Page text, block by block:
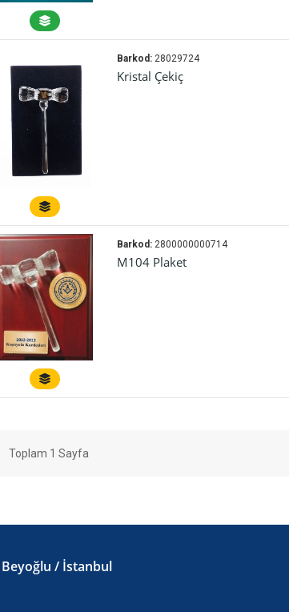
Barkod: 28029724
Kristal Çekiç
Barkod: 2800000000714
M104 Plaket
Toplam 1 Sayfa
Beyoğlu / İstanbul